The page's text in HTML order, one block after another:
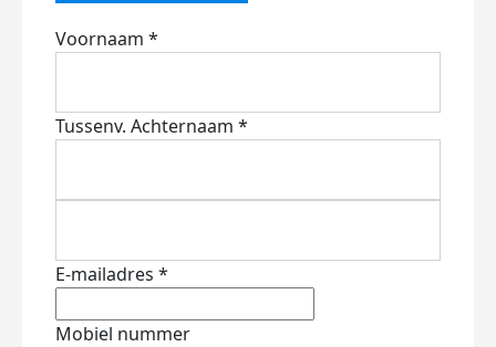
Voornaam *
Tussenv. Achternaam *
E-mailadres *
Mobiel nummer